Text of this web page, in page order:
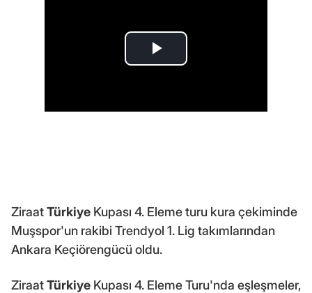
ZiraatTürkiye Kupası 4. Eleme turu kura çekiminde
Muşspor'un rakibi Trendyol 1. Lig takımlarından
Ankara Keçiörengücü oldu.
ZiraatTürkiye Kupası 4. Eleme Turu'nda eşleşmeler,